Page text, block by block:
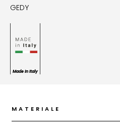
GEDY
Made In Italy
MATERIALE